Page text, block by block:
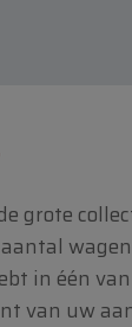
grote
in één
van uw